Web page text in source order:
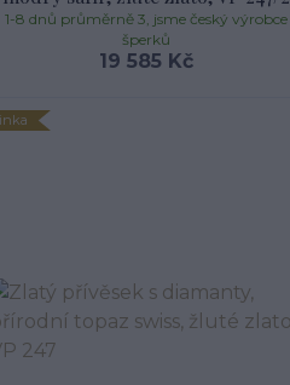
19 585 Kč
1-8 dnů průměrně 3, jsme český výrobce
šperků